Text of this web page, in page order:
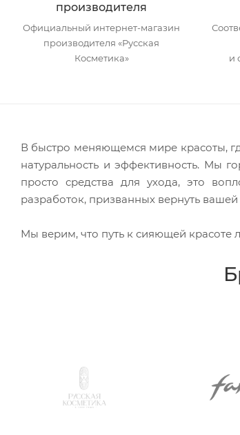
производителя
Официальный интернет-магазин
производителя «Русская
Косметика»
и
В быстро меняющемся мире красоты,
натуральность и эффективность. Мы
просто средства для ухода, это
разработок, призванных вернуть
Мы верим, что путь к сияющей красоте